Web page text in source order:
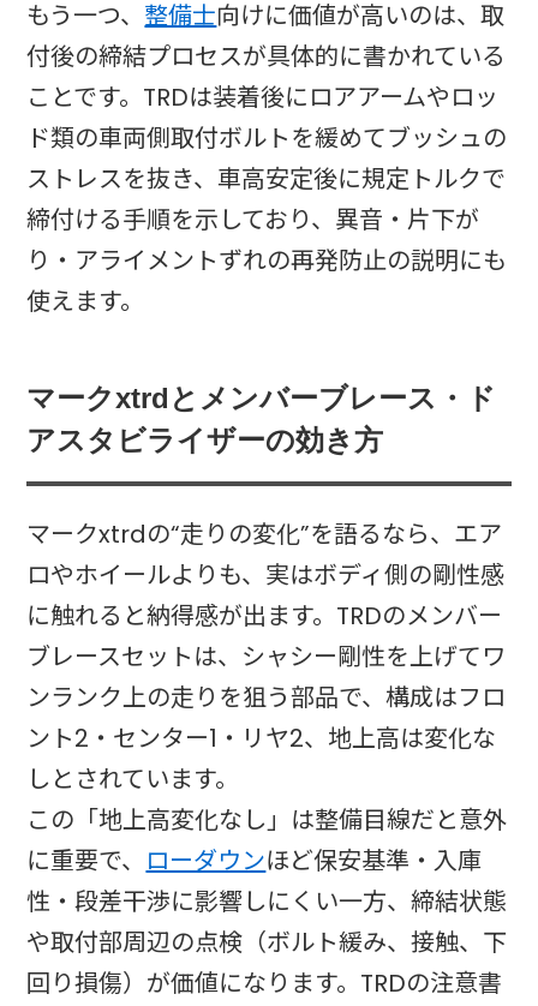
もう一つ、 整備士向けに価値が高いのは、取
付後の締結プロセスが具体的に書かれている
ことです。TRDは装着後にロアアームやロッ
ド類の車両側取付ボルトを緩めてブッシュの
ストレスを抜き、車高安定後に規定トルクで
締付ける手順を示しており、異音・片下が
り・アライメントずれの再発防止の説明にも
使えます。
マークxtrdとメンバーブレース・ド
アスタビライザーの効き方
マークxtrdの“走りの変化”を語るなら、エア
ロやホイールよりも、実はボディ側の剛性感
に触れると納得感が出ます。TRDのメンバー
ブレースセットは、シャシー剛性を上げてワ
ンランク上の走りを狙う部品で、構成はフロ
ント2・センター1・リヤ2、地上高は変化な
しとされています。
この「地上高変化なし」は整備目線だと意外
に重要で、 ローダウンほど保安基準・入庫
性・段差干渉に影響しにくい一方、締結状態
や取付部周辺の点検（ボルト緩み、接触、下
回り損傷）が価値になります。TRDの注意書